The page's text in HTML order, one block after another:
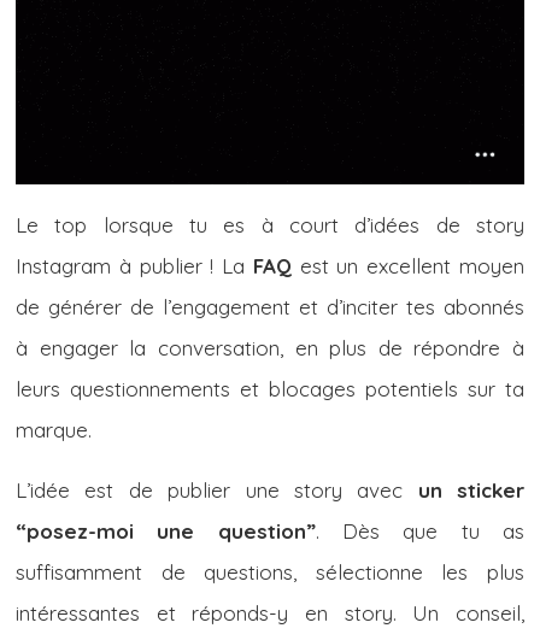
Le top lorsque tu es à court d’idées de story
Instagram à publier ! La FAQ est un excellent moyen
de générer de l’engagement et d’inciter tes abonnés
à engager la conversation, en plus de répondre à
leurs questionnements et blocages potentiels sur ta
marque.
L’idée est de publier une story avec un sticker
“posez-moi une question”. Dès que tu as
suffisamment de questions, sélectionne les plus
intéressantes et réponds-y en story. Un conseil,